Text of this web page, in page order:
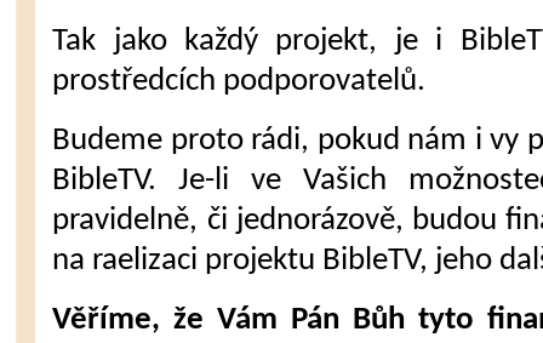
Tak jako každý projekt, je i
prostředcích podporovatelů.
Budeme proto rádi, pokud nám i vy
BibleTV. Je-li ve Vašich
pravidelně, či jednorázově, budou
na raelizaci projektu BibleTV, jeho
Věříme, že Vám Pán Bůh tyto